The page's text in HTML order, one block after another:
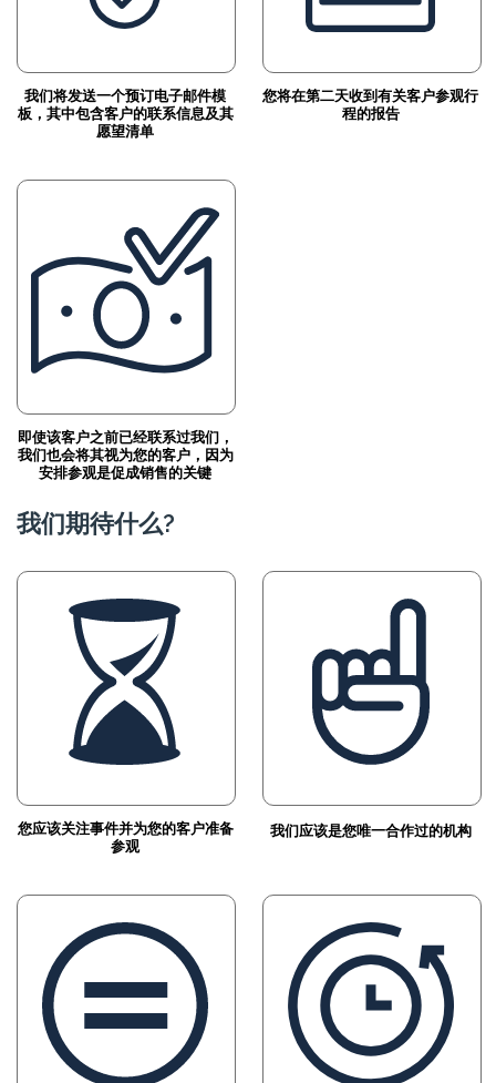
我们将发送一个预订电子邮件模
板，其中包含客户的联系信息及其
愿望清单
您将在第二天收到有关客户参观行
程的报告
即使该客户之前已经联系过我们，
我们也会将其视为您的客户，因为
安排参观是促成销售的关键
我们期待什么?
您应该关注事件并为您的客户准备
参观
我们应该是您唯一合作过的机构